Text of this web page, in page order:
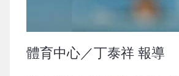
體育中心／丁泰祥 報導